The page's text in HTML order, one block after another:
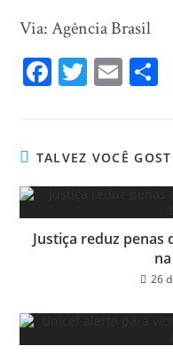
Via: Agência Brasil
Fa
ok
T
er
E
TALVEZ VOCÊ
Justiça reduz penas
26